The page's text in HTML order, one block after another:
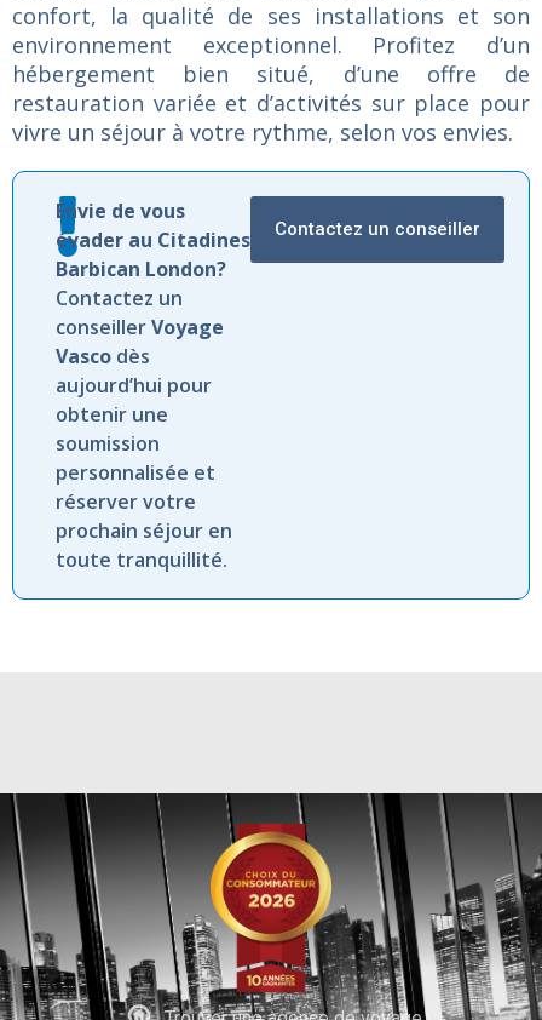
confort, la qualité de ses installations et son
environnement exceptionnel. Profitez d’un
hébergement bien situé, d’une offre de
restauration variée et d’activités sur place pour
vivre un séjour à votre rythme, selon vos envies.
Envie de vous
évader au Citadines
Barbican London?
Contactez un
conseillerVoyage
Vascodès
aujourd’hui pour
obtenir une
soumission
personnalisée et
réserver votre
prochain séjour en
toute tranquillité.
Contactez un conseiller